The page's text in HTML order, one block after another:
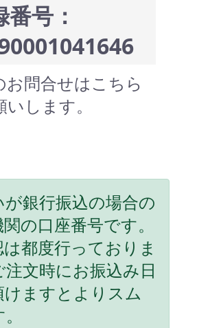
号：
お問合せはこちら
します。
銀行振込の場合の
の口座番号です。
都度行っておりま
文時にお振込み日
けますとよりスム